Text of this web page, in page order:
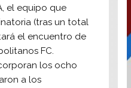
el equipo que
(tras un total
el encuentro de
FC.
los ocho
a los